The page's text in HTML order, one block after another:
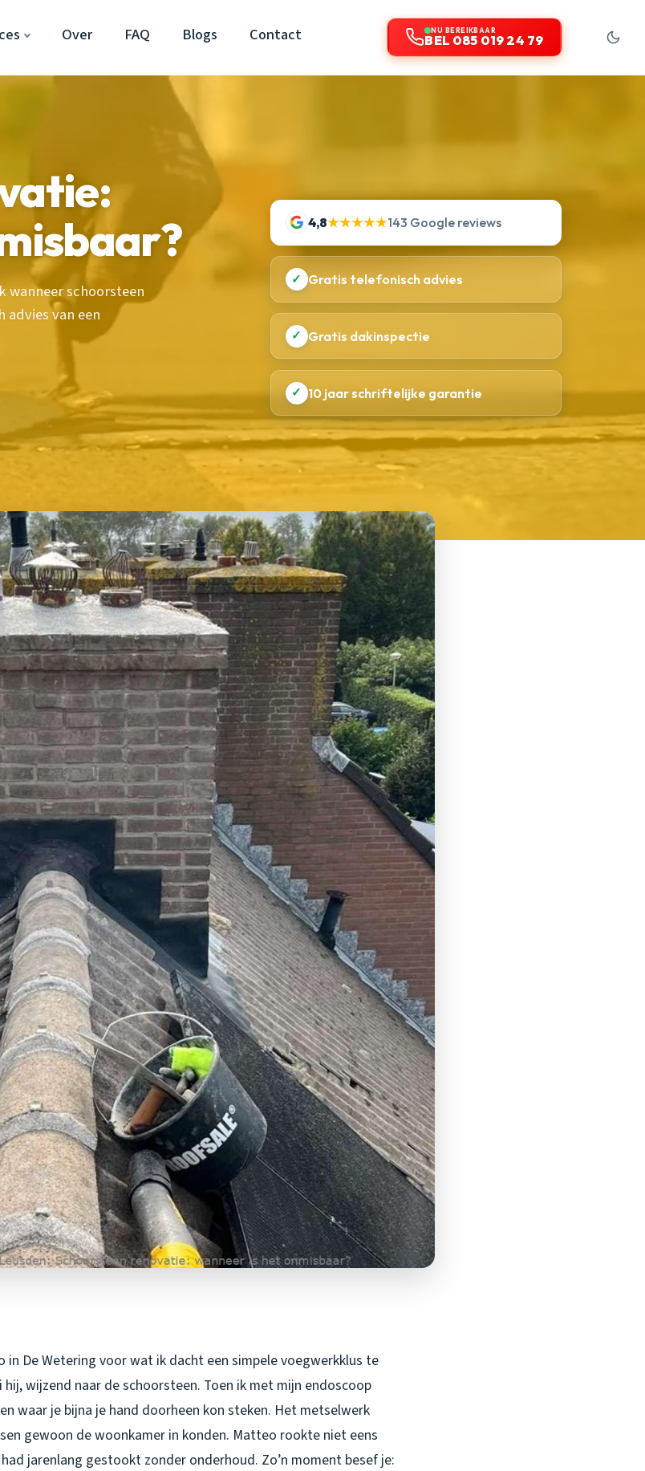
Over FAQ Blogs Contact NU BEREIKBAAR
BEL 085 019 24 79
wanneer schoorsteen
van een
4,8★★★★★143 Google reviews
✓ Gratis telefonisch advies
✓ Gratis dakinspectie
✓ 10 jaar schriftelijke garantie
De Wetering voor wat ik dacht een simpele voegwerkklus te
hij, wijzend naar de schoorsteen. Toen ik met mijn endoscoop
waar je bijna je hand doorheen kon steken. Het metselwerk
gewoon de woonkamer in konden. Matteo rookte niet eens
jarenlang gestookt zonder onderhoud. Zo’n moment besef je: